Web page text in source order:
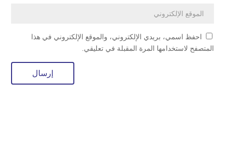
احفظ اسمي، بريدي الإلكتروني، والموقع الإلكتروني في هذا
المتصفح لاستخدامها المرة المقبلة في تعليقي.